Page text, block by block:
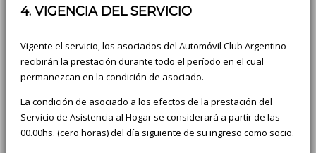
4. VIGENCIA DEL SERVICIO
Vigente el servicio, los asociados del Automóvil Club Argentino
recibirán la prestación durante todo el período en el cual
permanezcan en la condición de asociado.
La condición de asociado a los efectos de la prestación del
Servicio de Asistencia al Hogar se considerará a partir de las
00.00hs. (cero horas) del día siguiente de su ingreso como socio.